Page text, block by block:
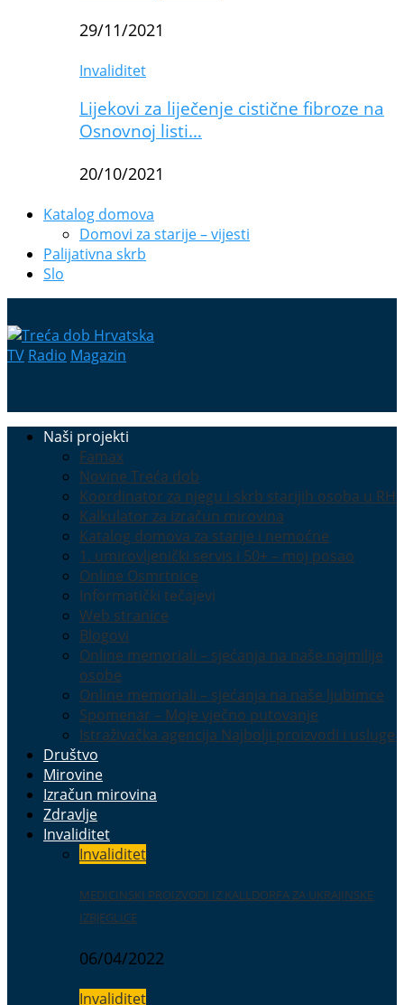
29/11/2021
Invaliditet
Lijekovi za liječenje cistične fibroze na
Osnovnoj listi…
20/10/2021
Katalog domova
Domovi za starije – vijesti
Palijativna skrb
Slo
TV Radio Magazin
Naši projekti
Famax
Novine Treća dob
Koordinator za njegu i skrb starijih osoba u RH
Kalkulator za izračun mirovina
Katalog domova za starije i nemoćne
1. umirovljenički servis i 50+ – moj posao
Online Osmrtnice
Informatički tečajevi
Web stranice
Blogovi
Online memoriali – sjećanja na naše najmilije
osobe
Online memoriali – sjećanja na naše ljubimce
Spomenar – Moje vječno putovanje
Istraživačka agencija Najbolji proizvodi i usluge
Društvo
Mirovine
Izračun mirovina
Zdravlje
Invaliditet
Invaliditet
MEDICINSKI PROIZVODI IZ KALLDORFA ZA UKRAJINSKE
IZBJEGLICE
06/04/2022
Invaliditet